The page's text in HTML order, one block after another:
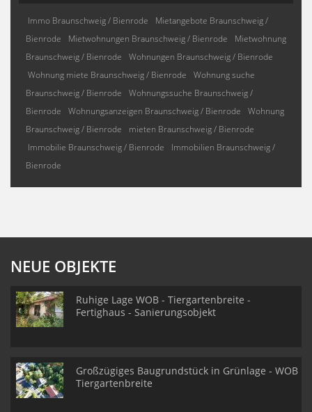
Immo Braunschweig / Bienrode
Mietangebote Braunschweig /
Bienrode
Mietwohnungen Braunschweig / Bienrode
Mietwohnung
Braunschweig / Bienrode
Wohnungen Braunschweig / Bienrode
Wohnung miete Braunschweig / Bienrode
Wohnung suche
Braunschweig / Bienrode
Wohnungssuche Braunschweig /
Bienrode
Wohnungsanzeigen Braunschweig / Bienrode
Wohnung
Braunschweig / Bienrode
mieten Braunschweig / Bienrode
Immobilie Braunschweig / Bienrode
Immobilien Braunschweig /
Bienrode
NEUE OBJEKTE
Ruhige Lage WOB - Tiergartenbreite -
Fertighaus - Sanierungsobjekt
Großzügiges Baugrundstück in Grünlage - WOB
Tiergartenbreite